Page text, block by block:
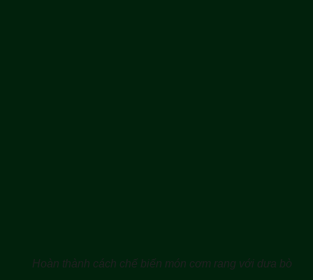
Hoàn thành cách chế biến món cơm rang với dưa bò